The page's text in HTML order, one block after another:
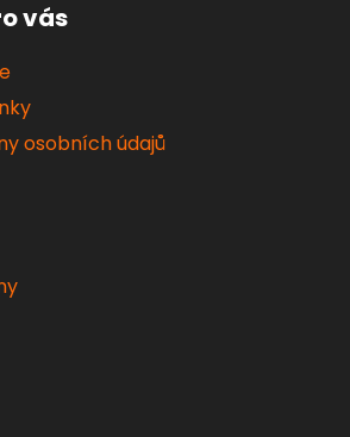
vás
osobních údajů